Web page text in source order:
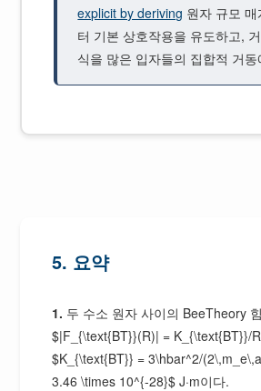
explicit by deriving 원자 규모
터 기본 상호작용을 유도하고,
식을 많은 입자들의 집합적 거
5. 요약
1. 두 수소 원자 사이의 BeeTheory
$|F_{\text{BT}}(R)| = K_{\text{BT}}/
$K_{\text{BT}} = 3\hbar^2/
3.46 \times 10^{-28}$ J·m이다.